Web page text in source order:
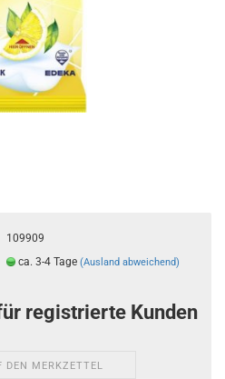
109909
ca. 3-4 Tage (Ausland abweichend)
registrierte Kunden
DEN MERKZETTEL